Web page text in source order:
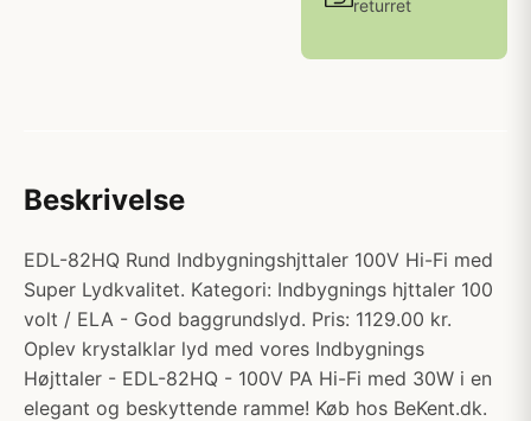
returret
Beskrivelse
EDL-82HQ Rund Indbygningshjttaler 100V Hi-Fi med
Super Lydkvalitet. Kategori: Indbygnings hjttaler 100
volt / ELA - God baggrundslyd. Pris: 1129.00 kr.
Oplev krystalklar lyd med vores Indbygnings
Højttaler - EDL-82HQ - 100V PA Hi-Fi med 30W i en
elegant og beskyttende ramme! Køb hos BeKent.dk.